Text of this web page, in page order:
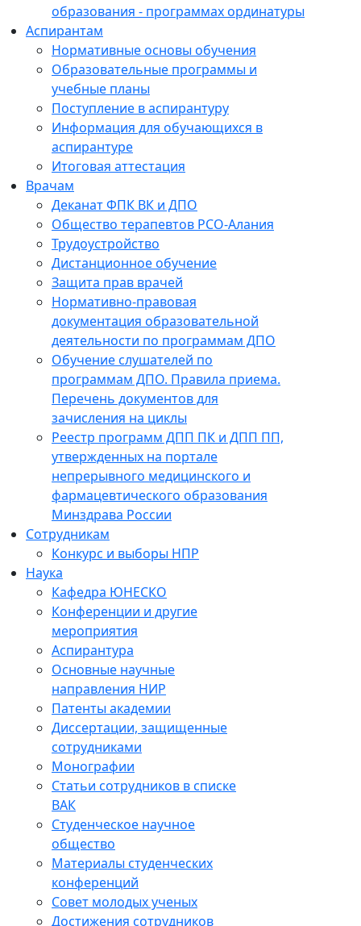
образования - программах ординатуры
Аспирантам
Нормативные основы обучения
Образовательные программы и
учебные планы
Поступление в аспирантуру
Информация для обучающихся в
аспирантуре
Итоговая аттестация
Врачам
Деканат ФПК ВК и ДПО
Общество терапевтов РСО-Алания
Трудоустройство
Дистанционное обучение
Защита прав врачей
Нормативно-правовая
документация образовательной
деятельности по программам ДПО
Обучение слушателей по
программам ДПО. Правила приема.
Перечень документов для
зачисления на циклы
Реестр программ ДПП ПК и ДПП ПП,
утвержденных на портале
непрерывного медицинского и
фармацевтического образования
Минздрава России
Сотрудникам
Конкурс и выборы НПР
Наука
Кафедра ЮНЕСКО
Конференции и другие
мероприятия
Аспирантура
Основные научные
направления НИР
Патенты академии
Диссертации, защищенные
сотрудниками
Монографии
Статьи сотрудников в списке
ВАК
Студенческое научное
общество
Материалы студенческих
конференций
Совет молодых ученых
Достижения сотрудников